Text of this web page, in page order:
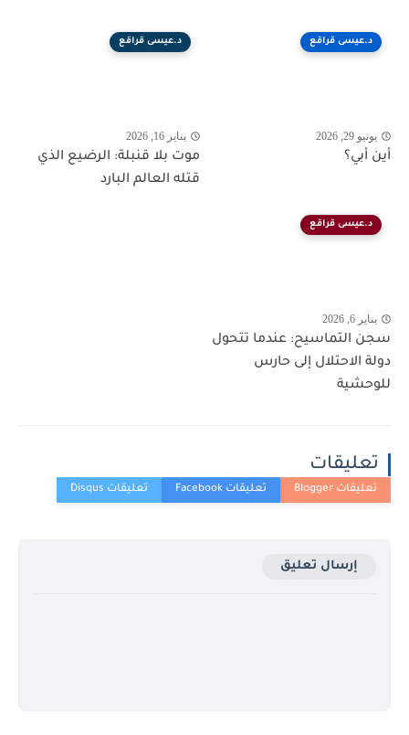
د.عيسى قراقع
يونيو 29, 2026
أين أبي؟
د.عيسى قراقع
يناير 16, 2026
موت بلا قنبلة: الرضيع الذي
قتله العالم البارد
د.عيسى قراقع
يناير 6, 2026
سجن التماسيح: عندما تتحول
دولة الاحتلال إلى حارس
للوحشية
تعليقات
إرسال تعليق